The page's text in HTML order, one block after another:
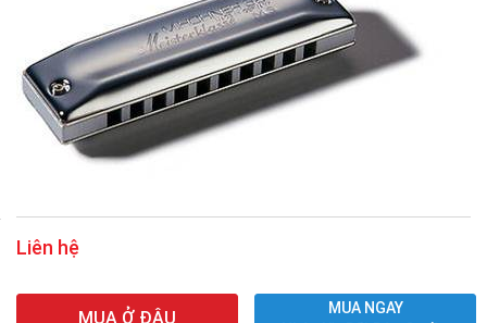
Liên hệ
MUA Ở ĐÂU
MUA NGAY